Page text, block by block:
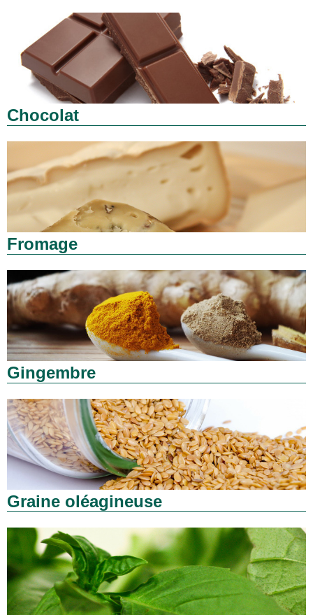
Chocolat
Fromage
Gingembre
Graine oléagineuse